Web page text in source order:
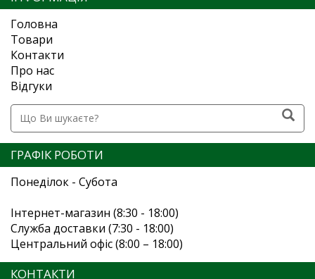
Головна
Товари
Контакти
Про нас
Відгуки
ГРАФІК РОБОТИ
Понеділок - Субота
Інтернет-магазин (8:30 - 18:00)
Служба доставки (7:30 - 18:00)
Центральний офіс (8:00 – 18:00)
КОНТАКТИ